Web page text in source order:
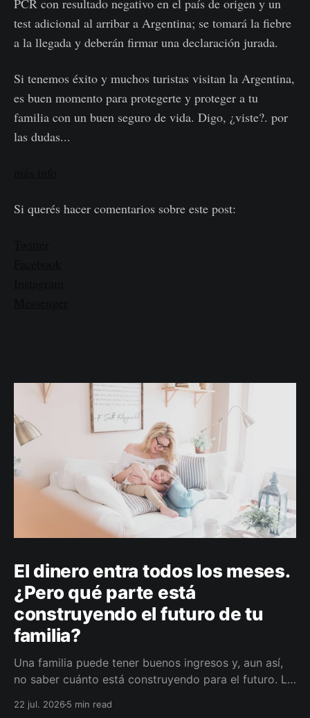
PCR con resultado negativo en el país de origen y un
test adicional al arribar a Argentina; se tomará la fiebre
a la llegada y deberán firmar una declaración jurada.
Si tenemos éxito y muchos turistas visitan la Argentina,
es buen momento para protegerte y proteger a tu
familia con un buen seguro de vida. Digo, ¿viste?. por
las dudas...
Si querés hacer comentarios sobre este post:
El dinero entra todos los meses.
¿Pero qué parte está
construyendo el futuro de tu
familia?
Una familia puede tener buenos ingresos y, aun así,
no saber cuánto está construyendo para el futuro. La
darle a cada parte del ingreso un propósito, un plazo
22 jul. 20265 min read